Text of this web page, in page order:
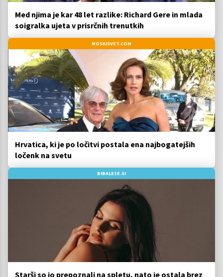
Med njima je kar 48 let razlike: Richard Gere in mlada
soigralka ujeta v prisrčnih trenutkih
MOSKISVET.COM
Hrvatica, ki je po ločitvi postala ena najbogatejših
ločenk na svetu
BIBALEZE.SI
Starši so jo prepoznali na spletu, nato je ostala brez